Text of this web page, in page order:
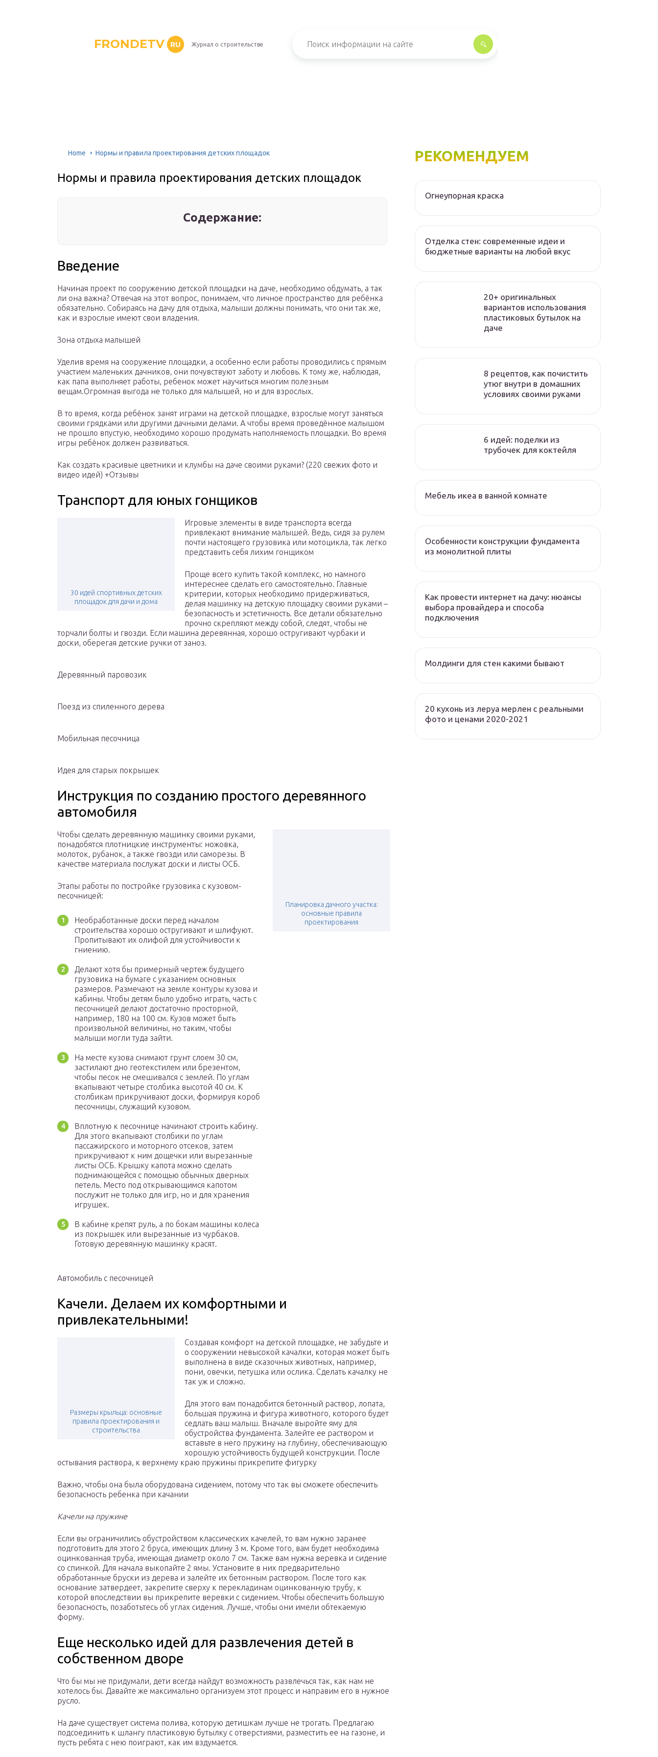
FRONDETV RU Журнал о строительстве
Home Нормы и правила проектирования детских площадок
Нормы и правила проектирования детских площадок
Содержание:
Введение
Начиная проект по сооружению детской площадки на даче, необходимо обдумать, а так
ли она важна? Отвечая на этот вопрос, понимаем, что личное пространство для ребёнка
обязательно. Собираясь на дачу для отдыха, малыши должны понимать, что они так же,
как и взрослые имеют свои владения.
Зона отдыха малышей
Уделив время на сооружение площадки, а особенно если работы проводились с прямым
участием маленьких дачников, они почувствуют заботу и любовь. К тому же, наблюдая,
как папа выполняет работы, ребенок может научиться многим полезным
вещам.Огромная выгода не только для малышей, но и для взрослых.
В то время, когда ребёнок занят играми на детской площадке, взрослые могут заняться
своими грядками или другими дачными делами. А чтобы время проведённое малышом
не прошло впустую, необходимо хорошо продумать наполняемость площадки. Во время
игры ребёнок должен развиваться.
Как создать красивые цветники и клумбы на даче своими руками? (220 свежих фото и
видео идей) +Отзывы
Транспорт для юных гонщиков
30 идей спортивных детских
площадок для дачи и дома
Игровые элементы в виде транспорта всегда
привлекают внимание малышей. Ведь, сидя за рулем
почти настоящего грузовика или мотоцикла, так легко
представить себя лихим гонщиком
Проще всего купить такой комплекс, но намного
интереснее сделать его самостоятельно. Главные
критерии, которых необходимо придерживаться,
делая машинку на детскую площадку своими руками –
безопасность и эстетичность. Все детали обязательно
прочно скрепляют между собой, следят, чтобы не
торчали болты и гвозди. Если машина деревянная, хорошо остругивают чурбаки и
доски, оберегая детские ручки от заноз.
Деревянный паровозик
Поезд из спиленного дерева
Мобильная песочница
Идея для старых покрышек
Инструкция по созданию простого деревянного
автомобиля
Планировка дачного участка:
основные правила
проектирования
Чтобы сделать деревянную машинку своими руками,
понадобятся плотницкие инструменты: ножовка,
молоток, рубанок, а также гвозди или саморезы. В
качестве материала послужат доски и листы ОСБ.
Этапы работы по постройке грузовика с кузовом-
песочницей:
Необработанные доски перед началом
строительства хорошо остругивают и шлифуют.
Пропитывают их олифой для устойчивости к
гниению.
Делают хотя бы примерный чертеж будущего
грузовика на бумаге с указанием основных
размеров. Размечают на земле контуры кузова и
кабины. Чтобы детям было удобно играть, часть с
песочницей делают достаточно просторной,
например, 180 на 100 см. Кузов может быть
произвольной величины, но таким, чтобы
малыши могли туда зайти.
На месте кузова снимают грунт слоем 30 см,
застилают дно геотекстилем или брезентом,
чтобы песок не смешивался с землей. По углам
вкапывают четыре столбика высотой 40 см. К
столбикам прикручивают доски, формируя короб
песочницы, служащий кузовом.
Вплотную к песочнице начинают строить кабину.
Для этого вкапывают столбики по углам
пассажирского и моторного отсеков, затем
прикручивают к ним дощечки или вырезанные
листы ОСБ. Крышку капота можно сделать
поднимающейся с помощью обычных дверных
петель. Место под открывающимся капотом
послужит не только для игр, но и для хранения
игрушек.
В кабине крепят руль, а по бокам машины колеса
из покрышек или вырезанные из чурбаков.
Готовую деревянную машинку красят.
Автомобиль с песочницей
Качели. Делаем их комфортными и
привлекательными!
Размеры крыльца: основные
правила проектирования и
строительства
Создавая комфорт на детской площадке, не забудьте и
о сооружении невысокой качалки, которая может быть
выполнена в виде сказочных животных, например,
пони, овечки, петушка или ослика. Сделать качалку не
так уж и сложно.
Для этого вам понадобится бетонный раствор, лопата,
большая пружина и фигура животного, которого будет
седлать ваш малыш. Вначале выройте яму для
обустройства фундамента. Залейте ее раствором и
вставьте в него пружину на глубину, обеспечивающую
хорошую устойчивость будущей конструкции. После
остывания раствора, к верхнему краю пружины прикрепите фигурку
Важно, чтобы она была оборудована сидением, потому что так вы сможете обеспечить
безопасность ребенка при качании
Качели на пружине
Если вы ограничились обустройством классических качелей, то вам нужно заранее
подготовить для этого 2 бруса, имеющих длину 3 м. Кроме того, вам будет необходима
оцинкованная труба, имеющая диаметр около 7 см. Также вам нужна веревка и сидение
со спинкой. Для начала выкопайте 2 ямы. Установите в них предварительно
обработанные бруски из дерева и залейте их бетонным раствором. После того как
основание затвердеет, закрепите сверху к перекладинам оцинкованную трубу, к
которой впоследствии вы прикрепите веревки с сидением. Чтобы обеспечить большую
безопасность, позаботьтесь об углах сидения. Лучше, чтобы они имели обтекаемую
форму.
Еще несколько идей для развлечения детей в
собственном дворе
Что бы мы не придумали, дети всегда найдут возможность развлечься так, как нам не
хотелось бы. Давайте же максимально организуем этот процесс и направим его в нужное
русло.
На даче существует система полива, которую детишкам лучше не трогать. Предлагаю
подсоединить к шлангу пластиковую бутылку с отверстиями, разместить ее на газоне, и
пусть ребята с нею поиграют, как им вздумается.
РЕКОМЕНДУЕМ
Огнеупорная краска
Отделка стен: современные идеи и
бюджетные варианты на любой вкус
20+ оригинальных
вариантов использования
пластиковых бутылок на
даче
8 рецептов, как почистить
утюг внутри в домашних
условиях своими руками
6 идей: поделки из
трубочек для коктейля
Мебель икеа в ванной комнате
Особенности конструкции фундамента
из монолитной плиты
Как провести интернет на дачу: нюансы
выбора провайдера и способа
подключения
Молдинги для стен какими бывают
20 кухонь из леруа мерлен с реальными
фото и ценами 2020-2021